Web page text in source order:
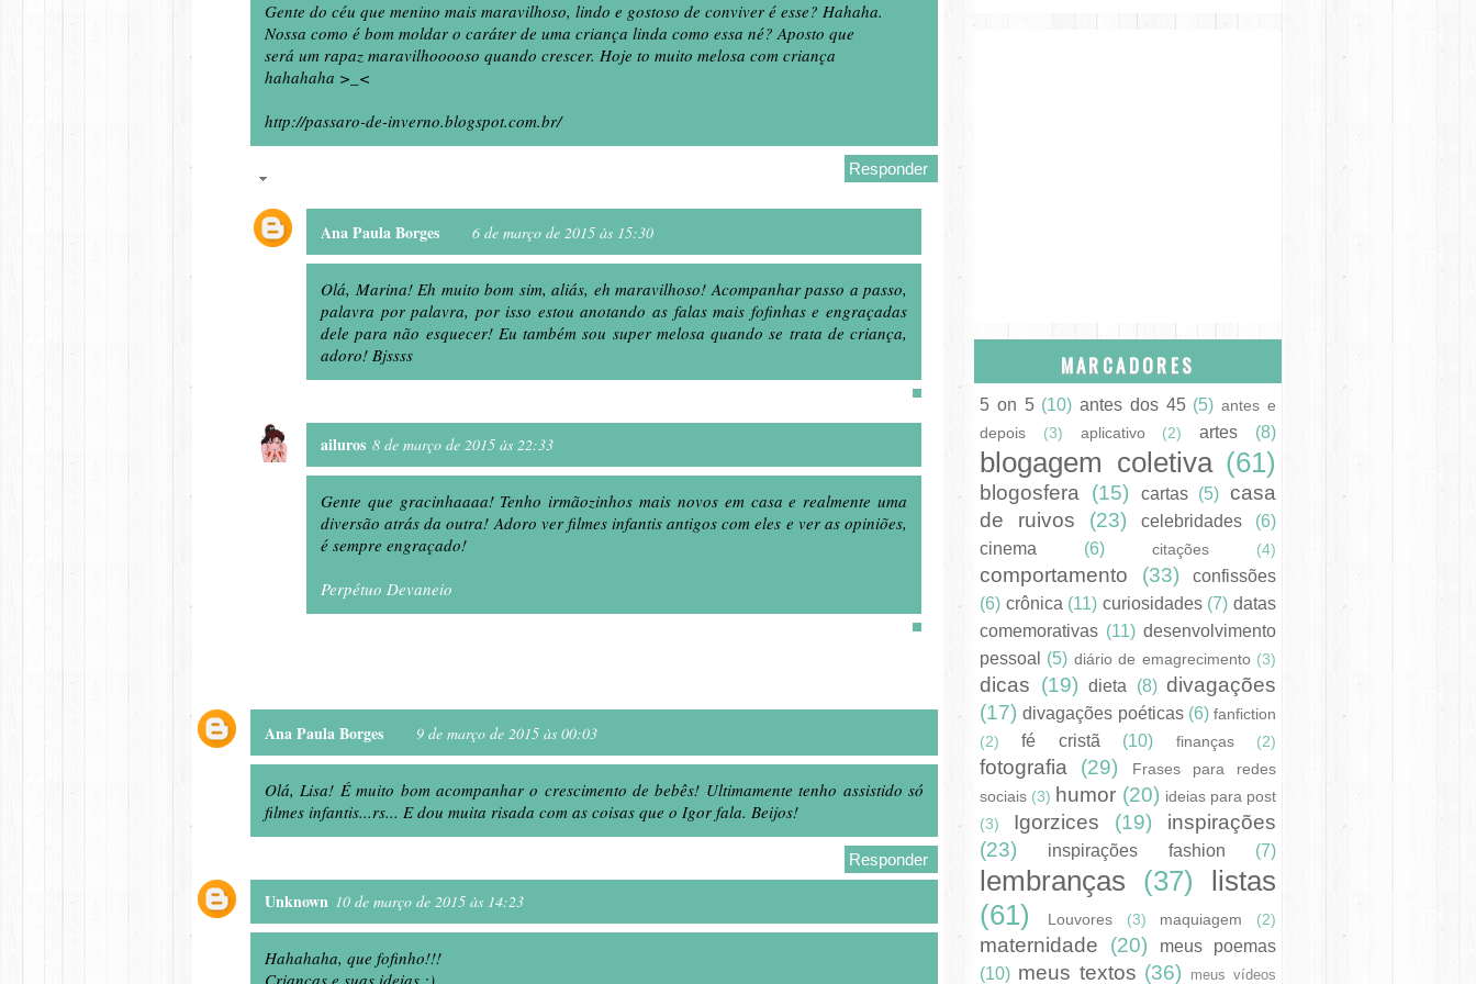
Gente do céu que menino mais maravilhoso, lindo e gostoso de conviver é esse? Hahaha.
Nossa como é bom moldar o caráter de uma criança linda como essa né? Aposto que
será um rapaz maravilhooooso quando crescer. Hoje to muito melosa com criança
hahahaha >_<
http://passaro-de-inverno.blogspot.com.br/
Responder
Ana Paula Borges 6 de março de 2015 às 15:30
Olá, Marina! Eh muito bom sim, aliás, eh maravilhoso! Acompanhar passo a passo,
palavra por palavra, por isso estou anotando as falas mais fofinhas e engraçadas
dele para não esquecer! Eu também sou super melosa quando se trata de criança,
adoro! Bjssss
ailuros 8 de março de 2015 às 22:33
Gente que gracinhaaaa! Tenho irmãozinhos mais novos em casa e realmente uma
diversão atrás da outra! Adoro ver filmes infantis antigos com eles e ver as opiniões,
é sempre engraçado!
Perpétuo Devaneio
Ana Paula Borges 9 de março de 2015 às 00:03
Olá, Lisa! É muito bom acompanhar o crescimento de bebês! Ultimamente tenho assistido só
filmes infantis...rs... E dou muita risada com as coisas que o Igor fala. Beijos!
Responder
Unknown 10 de março de 2015 às 14:23
Hahahaha, que fofinho!!!
MARCADORES
5 on 5 (10) antes dos 45 (5) antes e
depois
(3) aplicativo (2) artes (8)
blogagem coletiva (61)
blogosfera (15) cartas (5) casa
de ruivos
(23) celebridades
(6)
cinema
(6) citações (4)
comportamento (33)
confissões
(6) crônica (11) curiosidades (7) datas
comemorativas (11) desenvolvimento
pessoal
(5) diário de emagrecimento (3)
dicas (19) dieta (8) divagações
(17) divagações poéticas (6) fanfiction
(2)
fé cristã (10) finanças (2)
fotografia (29)
Frases para redes
sociais (3) humor (20) ideias para post
(3)
Igorzices (19)
inspirações
(23)
inspirações fashion (7)
lembranças (37)
listas
(61)
Louvores (3) maquiagem (2)
maternidade (20)
meus poemas
(10) meus textos (36) meus vídeos